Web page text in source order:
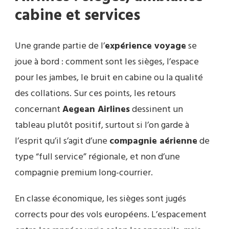
cabine et services
Une grande partie de l’expérience voyagese
joue à bord : comment sont les sièges, l’espace
pour les jambes, le bruit en cabine ou la qualité
des collations. Sur ces points, les retours
concernantAegean Airlinesdessinent un
tableau plutôt positif, surtout si l’on garde à
l’esprit qu’il s’agit d’une compagnie aériennede
type “full service” régionale, et non d’une
compagnie premium long-courrier.
En classe économique, les sièges sont jugés
corrects pour des vols européens. L’espacement